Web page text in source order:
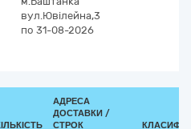
вул.Ювілейна,3
по 31-08-2026
АДРЕСА
ДОСТАВКИ /
СТРОК